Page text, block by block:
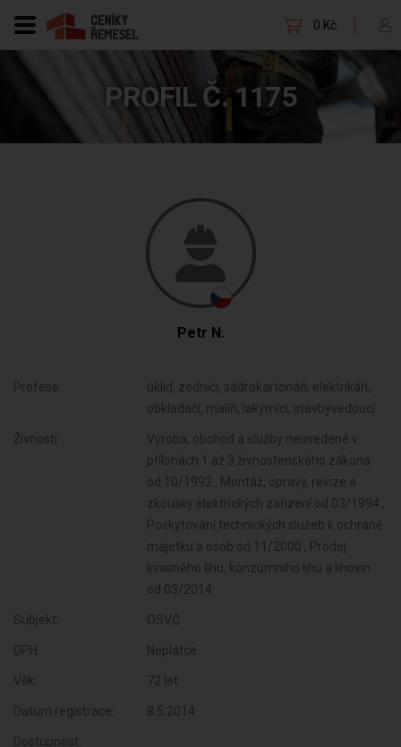
0 Kč
PROFIL Č. 1175
Petr N.
Profese:
úklid, zedníci, sádrokartonáři, elektrikáři,
obkladači, malíři, lakýrníci, stavbyvedoucí
Živnosti:
Výroba, obchod a služby neuvedené v
přílohách 1 až 3 živnostenského zákona
od 10/1992 , Montáž, opravy, revize a
zkoušky elektrických zařízení od 03/1994 ,
Poskytování technických služeb k ochraně
majetku a osob od 11/2000 , Prodej
kvasného lihu, konzumního lihu a lihovin
od 03/2014
Subjekt: OSVČ
DPH: Neplátce
Věk: 72 let
Datum registrace: 8.5.2014
Dostupnost: